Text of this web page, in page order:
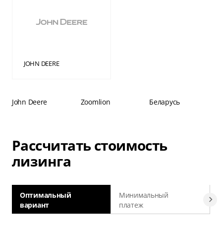
JOHN DEERE
John Deere Zoomlion Беларусь
Рассчитать стоимость
лизинга
Оптимальный
вариант
Минимальный
платеж